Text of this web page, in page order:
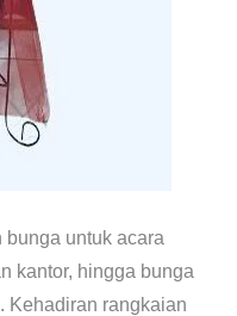
untuk acara
kantor, hingga bunga
Kehadiran rangkaian